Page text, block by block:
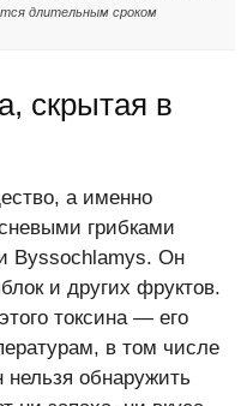
длительным сроком
скрытая в
а именно
грибками
Byssochlamys. Он
и других фруктов.
токсина — его
в том числе
обнаружить